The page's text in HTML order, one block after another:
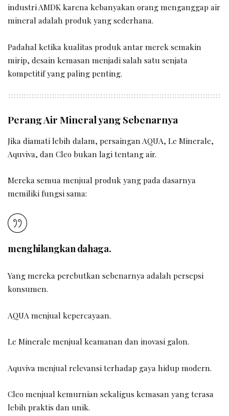
industri AMDK karena kebanyakan orang menganggap air
mineral adalah produk yang sederhana.
Padahal ketika kualitas produk antar merek semakin
mirip, desain kemasan menjadi salah satu senjata
kompetitif yang paling penting.
Perang Air Mineral yang Sebenarnya
Jika diamati lebih dalam, persaingan AQUA, Le Minerale,
Aquviva, dan Cleo bukan lagi tentang air.
Mereka semua menjual produk yang pada dasarnya
memiliki fungsi sama:
menghilangkan dahaga.
Yang mereka perebutkan sebenarnya adalah persepsi
konsumen.
AQUA menjual kepercayaan.
Le Minerale menjual keamanan dan inovasi galon.
Aquviva menjual relevansi terhadap gaya hidup modern.
Cleo menjual kemurnian sekaligus kemasan yang terasa
lebih praktis dan unik.